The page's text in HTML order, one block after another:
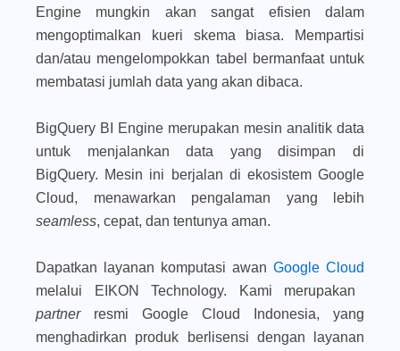
Engine mungkin akan sangat efisien dalam
mengoptimalkan kueri skema biasa. Mempartisi
dan/atau mengelompokkan tabel bermanfaat untuk
membatasi jumlah data yang akan dibaca.
BigQuery BI Engine merupakan mesin analitik data
untuk menjalankan data yang disimpan di
BigQuery. Mesin ini berjalan di ekosistem Google
Cloud, menawarkan pengalaman yang lebih
seamless, cepat, dan tentunya aman.
Dapatkan layanan komputasi awan Google Cloud
melalui EIKON Technology. Kami merupakan
partner resmi Google Cloud Indonesia, yang
menghadirkan produk berlisensi dengan layanan